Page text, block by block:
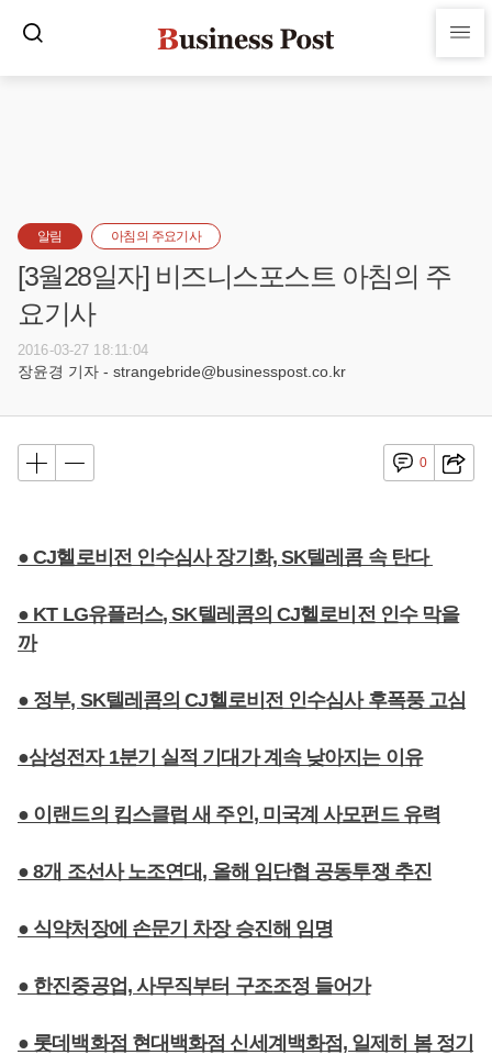
알림 아침의 주요기사
[3월28일자] 비즈니스포스트 아침의 주
요기사
2016-03-27 18:11:04
장윤경 기자 - strangebride@businesspost.co.kr
0
● CJ헬로비전 인수심사 장기화, SK텔레콤 속 탄다
● KT LG유플러스, SK텔레콤의 CJ헬로비전 인수 막을
까
● 정부, SK텔레콤의 CJ헬로비전 인수심사 후폭풍 고심
●삼성전자 1분기 실적 기대가 계속 낮아지는 이유
● 이랜드의 킴스클럽 새 주인, 미국계 사모펀드 유력
● 8개 조선사 노조연대, 올해 임단협 공동투쟁 추진
● 식약처장에 손문기 차장 승진해 임명
● 한진중공업, 사무직부터 구조조정 들어가
● 롯데백화점 현대백화점 신세계백화점, 일제히 봄 정기